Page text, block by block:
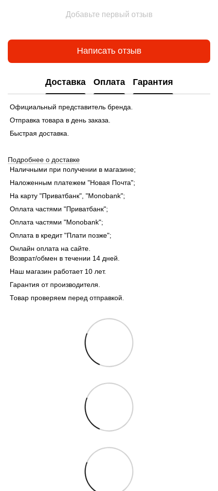
Добавьте первый отзыв
Написать отзыв
Доставка Оплата Гарантия
Официальный представитель бренда.
Отправка товара в день заказа.
Быстрая доставка.
Подробнее о доставке
Наличными при получении в магазине;
Наложенным платежем "Новая Почта";
На карту "Приватбанк", "Monobank";
Оплата частями "Приватбанк";
Оплата частями "Monobank";
Оплата в кредит "Плати позже";
Онлайн оплата на сайте.
Возврат/обмен в течении 14 дней.
Наш магазин работает 10 лет.
Гарантия от производителя.
Товар проверяем перед отправкой.